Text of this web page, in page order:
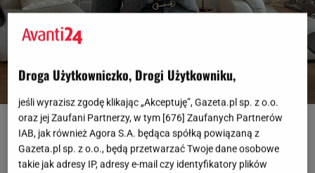
@shaythelight
OTWÓRZ GALERIĘ(3)
Droga Użytkowniczko, Drogi Użytkowniku,
jeśli wyrazisz zgodę klikając „Akceptuję”, Gazeta.pl sp. z o.o.
oraz jej Zaufani Partnerzy, w tym [676] Zaufanych Partnerów
IAB, jak również Agora S.A. będąca spółką powiązaną z
Gazeta.pl sp. z o.o., będą przetwarzać Twoje dane osobowe
takie jak adresy IP, adresy e-mail czy identyfikatory plików